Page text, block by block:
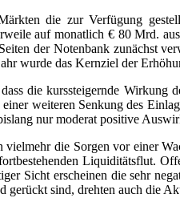
die zur Verfügung
auf monatlich € 80 Mrd.
der Notenbank zunächst
wurde das Kernziel der
die kurssteigernde Wirkung
weiteren Senkung des
nur moderat positive
vielmehr die Sorgen vor einer
Liquiditätsflut.
Sicht erscheinen die sehr
gerückt sind, drehten auch die